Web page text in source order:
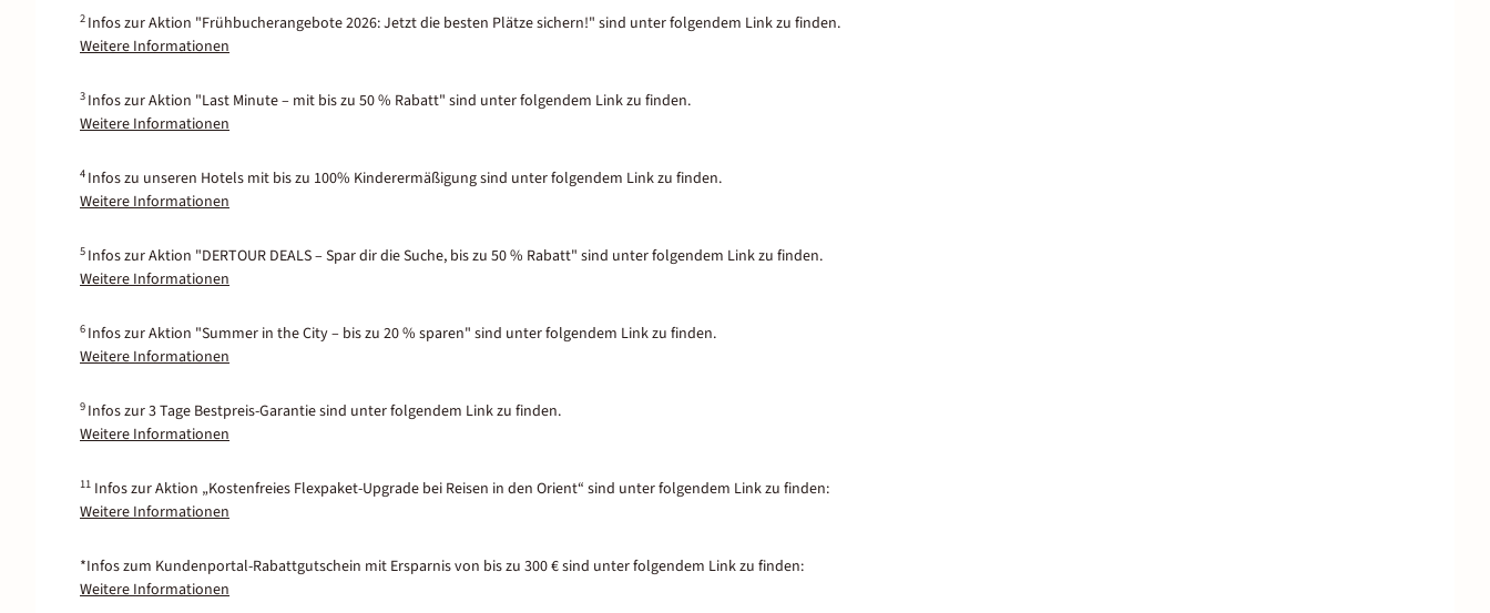
2 Infos zur Aktion "Frühbucherangebote 2026: Jetzt die besten Plätze sichern!" sind unter folgendem Link zu finden.
Weitere Informationen
3 Infos zur Aktion "Last Minute – mit bis zu 50 % Rabatt" sind unter folgendem Link zu finden.
Weitere Informationen
4 Infos zu unseren Hotels mit bis zu 100% Kinderermäßigung sind unter folgendem Link zu finden.
Weitere Informationen
5 Infos zur Aktion "DERTOUR DEALS – Spar dir die Suche, bis zu 50 % Rabatt" sind unter folgendem Link zu finden.
Weitere Informationen
6 Infos zur Aktion "Summer in the City – bis zu 20 % sparen" sind unter folgendem Link zu finden.
Weitere Informationen
9 Infos zur 3 Tage Bestpreis-Garantie sind unter folgendem Link zu finden.
Weitere Informationen
11 Infos zur Aktion „Kostenfreies Flexpaket-Upgrade bei Reisen in den Orient“ sind unter folgendem Link zu finden:
Weitere Informationen
*Infos zum Kundenportal-Rabattgutschein mit Ersparnis von bis zu 300 € sind unter folgendem Link zu finden:
Weitere Informationen